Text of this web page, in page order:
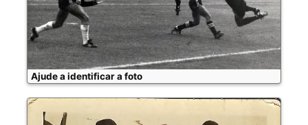
Ajude a identificar a foto